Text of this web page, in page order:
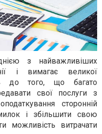
з найважливіших
і вимагає великої
до того, що багато
свої послуги з
сторонній
і збільшити свою
можливість витрачати